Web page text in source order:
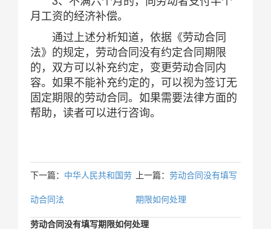
月工资的经济补偿。
通过上述分析知道，依据《劳动合同
法》的规定，劳动合同没有约定合同期限
的，双方可以补充约定，变更劳动合同内
容。如果不能补充约定的，可以视为签订无
固定期限的劳动合同。如果需要法律方面的
帮助，读者可以进行咨询。
上一篇： 劳动合同没有填写
期限如何处理
下一篇： 中华人民共和国劳
动合同法
劳动合同没有填写期限如何处理